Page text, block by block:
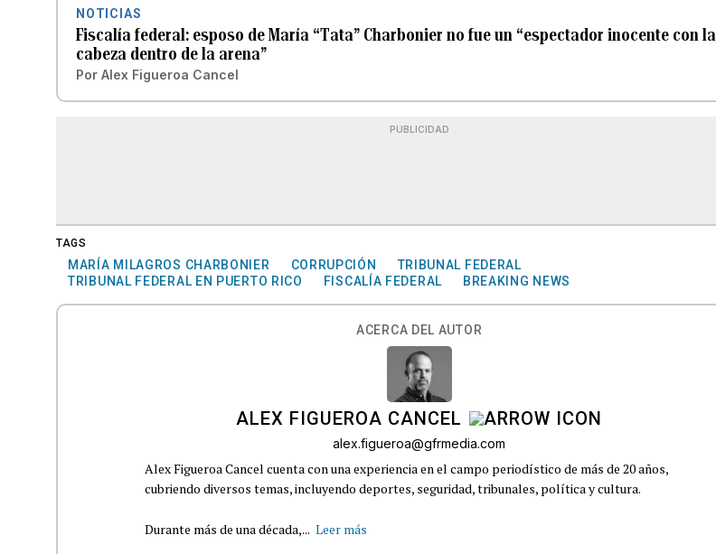
NOTICIAS
Fiscalía federal: esposo de María “Tata” Charbonier no fue un “espectador inocente con la
cabeza dentro de la arena”
Por Alex Figueroa Cancel
PUBLICIDAD
TAGS
MARÍA MILAGROS CHARBONIER CORRUPCIÓN
TRIBUNAL FEDERAL
TRIBUNAL FEDERAL EN PUERTO RICO
FISCALÍA FEDERAL BREAKING NEWS
ACERCA DEL AUTOR
ALEX FIGUEROA CANCEL
alex.figueroa@gfrmedia.com
Alex Figueroa Cancel cuenta con una experiencia en el campo periodístico de más de 20 años,
cubriendo diversos temas, incluyendo deportes, seguridad, tribunales, política y cultura.
Durante más de una década,... Leer más